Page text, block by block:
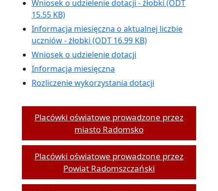
Wniosek o udzielenie dotacji - żłobki (ODT
15.55 KB)
Informacja miesięczna o aktualnej liczbie
uczniów - żłobki (ODT 16.99 KB)
Wniosek o udzielenie dotacji
Informacja miesięczna
Rozliczenie wykorzystania dotacji
Placówki oświatowe prowadzone przez
miasto Radomsko
Placówki oświatowe prowadzone przez
Powiat Radomszczański